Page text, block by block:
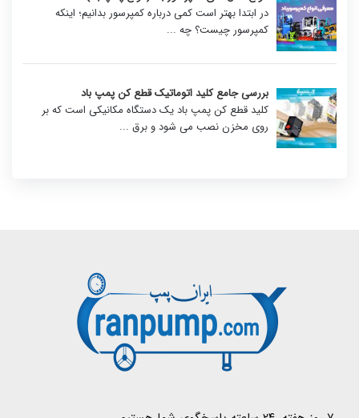
در ابتدا بهتر است کمی درباره کمپرسور بدانیم؛ اینکه
کمپرسور چیست؟ چه ...
بررسی جامع کلید اتوماتیک قطع کن پمپ باد
کلید قطع کن پمپ باد یک دستگاه مکانیکی است که بر
روی مخزن نصب می شود و برق ...